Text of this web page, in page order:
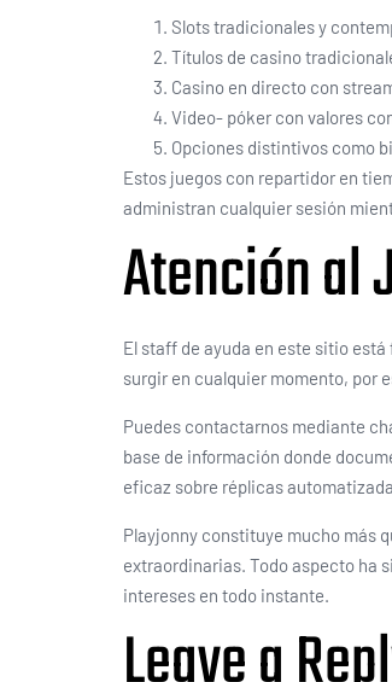
Slots tradicionales y
Títulos de casino
Casino en directo con
Video- póker con valores
Opciones distintivos como
Estos juegos con repartidor en
administran cualquier sesión
Atención al
El staff de ayuda en este sitio
surgir en cualquier momento, por
Puedes contactarnos mediante
base de información donde
eficaz sobre réplicas
Playjonny constituye mucho más
extraordinarias. Todo aspecto ha
intereses en todo instante.